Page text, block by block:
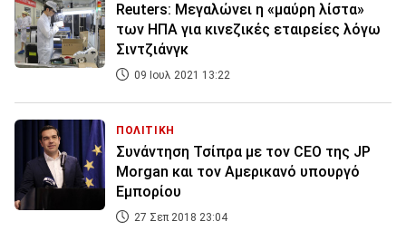
Reuters: Μεγαλώνει η «μαύρη λίστα»
των ΗΠΑ για κινεζικές εταιρείες λόγω
Σιντζιάνγκ
09 Ιουλ 2021 13:22
ΠΟΛΙΤΙΚΗ
Συνάντηση Τσίπρα με τον CEO της JP
Morgan και τον Αμερικανό υπουργό
Εμπορίου
27 Σεπ 2018 23:04